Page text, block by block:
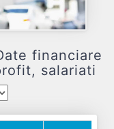
financiare
salariati